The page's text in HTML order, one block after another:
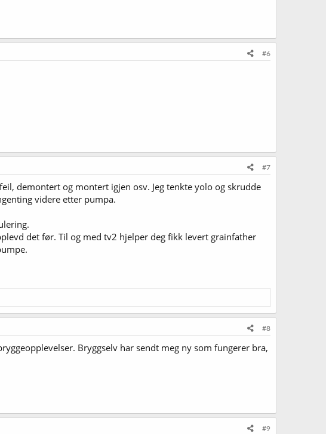
#6
#7
demontert og montert igjen osv. Jeg tenkte yolo og skrudde
videre etter pumpa.
det før. Til og med tv2 hjelper deg fikk levert grainfather
#8
Bryggselv har sendt meg ny som fungerer bra,
#9